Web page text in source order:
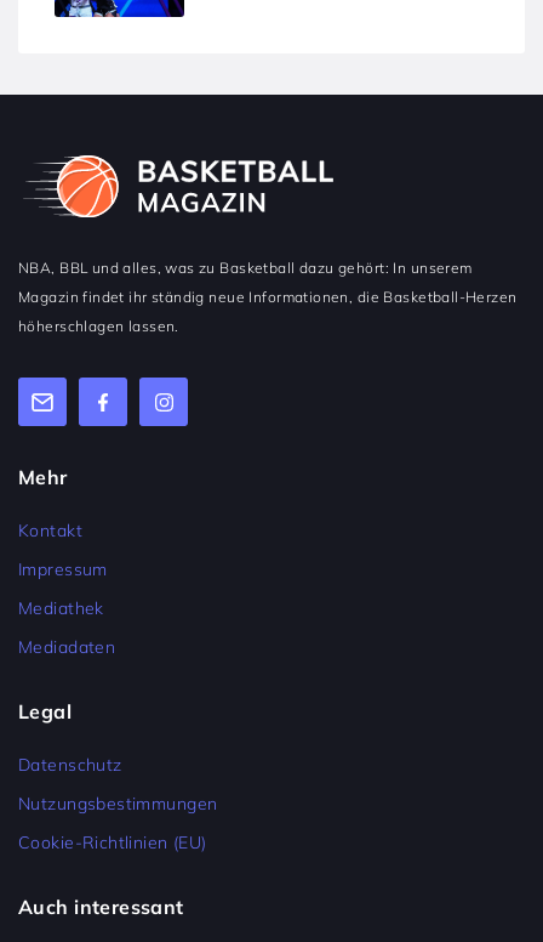
NBA, BBL und alles, was zu Basketball dazu gehört: In unserem
Magazin findet ihr ständig neue Informationen, die Basketball-Herzen
höherschlagen lassen.
Mehr
Kontakt
Impressum
Mediathek
Mediadaten
Legal
Datenschutz
Nutzungsbestimmungen
Cookie-Richtlinien (EU)
Auch interessant